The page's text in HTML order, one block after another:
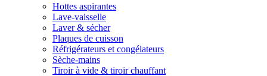
Hottes aspirantes
Lave-vaisselle
Laver & sécher
Plaques de cuisson
Réfrigérateurs et congélateurs
Sèche-mains
Tiroir à vide & tiroir chauffant